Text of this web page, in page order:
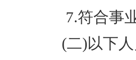
7.符合事业
(二)以下人